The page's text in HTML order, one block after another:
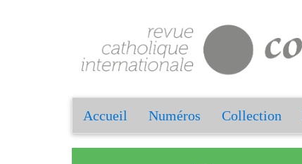
Accueil Numéros Collection